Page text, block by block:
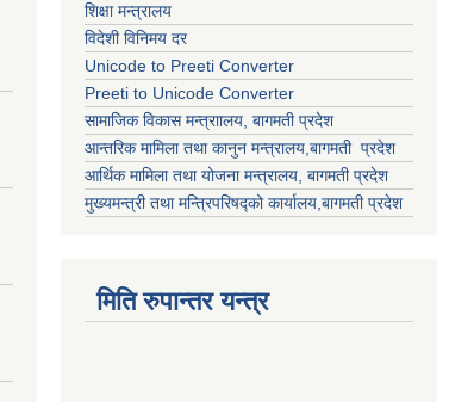
शिक्षा मन्त्रालय
विदेशी विनिमय दर
Unicode to Preeti Converter
Preeti to Unicode Converter
सामाजिक विकास मन्त्राालय, बागमती प्रदेश
आन्तरिक मामिला तथा कानुन मन्त्रालय,बागमती प्रदेश
आर्थिक मामिला तथा योजना मन्त्रालय, बागमती प्रदेश
मुख्यमन्त्री तथा मन्त्रिपरिषद्को कार्यालय,बागमती प्रदेश
मिति रुपान्तर यन्त्र